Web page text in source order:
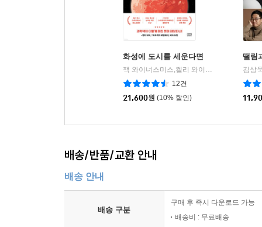
화성에 도시를 세운다면
12건
21,600원 (10% 할인)
떨림
김상
배송/반품/교환 안내
배송 안내
배송 구분
구매 후 즉시 다운로드 가능
배송비 : 무료배송